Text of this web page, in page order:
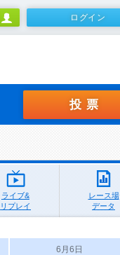
ログイン
投票
ライブ&
リプレイ
レース場
データ
6月6日